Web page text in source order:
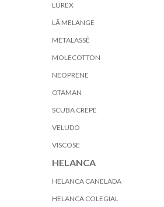
LUREX
LÃ MELANGE
METALASSÊ
MOLECOTTON
NEOPRENE
OTAMAN
SCUBA CREPE
VELUDO
VISCOSE
HELANCA
HELANCA CANELADA
HELANCA COLEGIAL